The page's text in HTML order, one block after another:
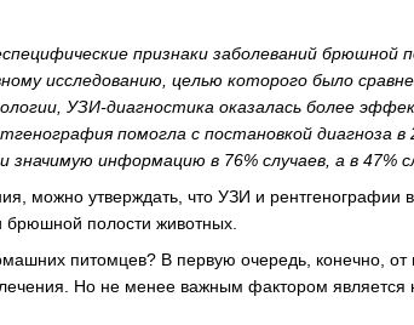
признаки заболеваний
исследованию, целью которого было
УЗИ-диагностика оказалась более
помогла с постановкой диагноза
значимую информацию в 76% случаев, а в 47%
можно утверждать, что УЗИ и рентгенографии
брюшной полости животных.
питомцев? В первую очередь, конечно,
Но не менее важным фактором